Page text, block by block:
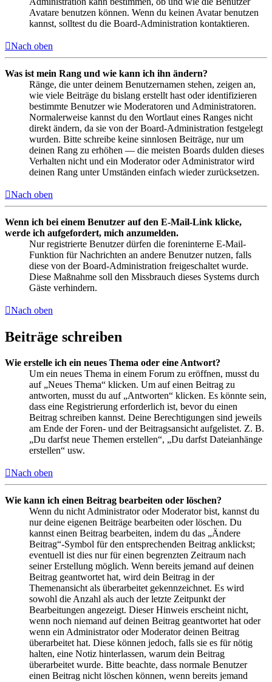
Avatare benutzen können. Wenn du keinen Avatar benutzen
kannst, solltest du die Board-Administration kontaktieren.
Nach oben
Was ist mein Rang und wie kann ich ihn ändern?
Ränge, die unter deinem Benutzernamen stehen, zeigen an,
wie viele Beiträge du bislang erstellt hast oder identifizieren
bestimmte Benutzer wie Moderatoren und Administratoren.
Normalerweise kannst du den Wortlaut eines Ranges nicht
direkt ändern, da sie von der Board-Administration festgelegt
wurden. Bitte schreibe keine sinnlosen Beiträge, nur um
deinen Rang zu erhöhen — die meisten Boards dulden dieses
Verhalten nicht und ein Moderator oder Administrator wird
deinen Rang unter Umständen einfach wieder zurücksetzen.
Nach oben
Wenn ich bei einem Benutzer auf den E-Mail-Link klicke,
werde ich aufgefordert, mich anzumelden.
Nur registrierte Benutzer dürfen die foreninterne E-Mail-
Funktion für Nachrichten an andere Benutzer nutzen, falls
diese von der Board-Administration freigeschaltet wurde.
Diese Maßnahme soll den Missbrauch dieses Systems durch
Gäste verhindern.
Nach oben
Beiträge schreiben
Wie erstelle ich ein neues Thema oder eine Antwort?
Um ein neues Thema in einem Forum zu eröffnen, musst du
auf „Neues Thema“ klicken. Um auf einen Beitrag zu
antworten, musst du auf „Antworten“ klicken. Es könnte sein,
dass eine Registrierung erforderlich ist, bevor du einen
Beitrag schreiben kannst. Deine Berechtigungen sind jeweils
am Ende der Foren- und der Beitragsansicht aufgelistet. Z. B.
„Du darfst neue Themen erstellen“, „Du darfst Dateianhänge
erstellen“ usw.
Nach oben
Wie kann ich einen Beitrag bearbeiten oder löschen?
Wenn du nicht Administrator oder Moderator bist, kannst du
nur deine eigenen Beiträge bearbeiten oder löschen. Du
kannst einen Beitrag bearbeiten, indem du das „Ändere
Beitrag“-Symbol für den entsprechenden Beitrag anklickst;
eventuell ist dies nur für einen begrenzten Zeitraum nach
seiner Erstellung möglich. Wenn bereits jemand auf deinen
Beitrag geantwortet hat, wird dein Beitrag in der
Themenansicht als überarbeitet gekennzeichnet. Es wird
sowohl die Anzahl als auch der letzte Zeitpunkt der
Bearbeitungen angezeigt. Dieser Hinweis erscheint nicht,
wenn noch niemand auf deinen Beitrag geantwortet hat oder
wenn ein Administrator oder Moderator deinen Beitrag
überarbeitet hat. Diese können jedoch, falls sie es für nötig
halten, eine Notiz hinterlassen, warum dein Beitrag
überarbeitet wurde. Bitte beachte, dass normale Benutzer
einen Beitrag nicht löschen können, wenn bereits jemand